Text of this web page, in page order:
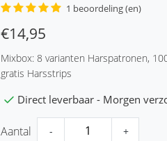
1 beoordeling (en)
€14,95
Mixbox: 8 varianten Harspatronen,
gratis Harsstrips
Direct leverbaar - Morgen
Aantal - +